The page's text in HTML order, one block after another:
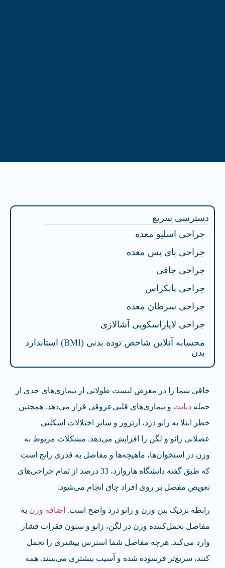
چاقی شما را در معرض لیست طولانی از بیماری‌های جدی از
جمله دیابت و بیماری‌های قلبی‌عروقی قرار می‌دهد. همچنین
خطر ابتلا به زانو درد، آرتروز و سایر اختلالات اسکلتی
عضلانی زانو و لگن را افزایش می‌دهد. مشکلات مربوط به
وزن در استخوان‌ها، ماهیچه‌ها و مفاصل به قدری رایج است
که طبق گفته دانشگاه هاروارد، 33 درصد از تمام جراحی‌های
تعویض مفصل بر روی افراد چاق انجام می‌شود.
رابطه نزدیک بین وزن و زانو درد واضح است. اضافه وزن به
مفاصل تحمل‌کننده وزن در لگن، زانو و ستون فقرات فشار
وارد می‌کند. هرچه مفاصل شما استرس بیشتری را تحمل
کنند، سریع‌تر فرسوده شده و آسیب بیشتری می‌بینند. همه
دسترسی سریع
جراحی اسلیو معده
جراحی بای پس معده
جراحی چاقی
جراحی پانکراس
جراحی سرطان معده
جراحی لاپاراسکوپی آشالازی
محسابه آنلاین شاخص توده بدنی (BMI) استاندارد
بدن